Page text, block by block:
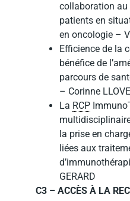
collaboration au
patients en
en oncologie –
Efficience de la
bénéfice de
parcours de
– Corinne
La RCP
la prise en
liées aux
GERARD
C3 – ACCÈS À LA